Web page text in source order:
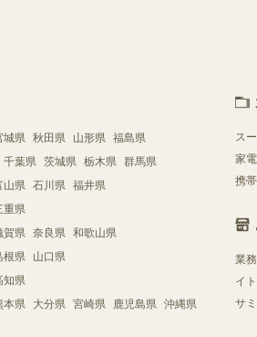
城県 秋田県 山形県 福島県
千葉県 茨城県 栃木県 群馬県
山県 石川県 福井県
重県
賀県 奈良県 和歌山県
根県 山口県
知県
本県 大分県 宮崎県 鹿児島県 沖縄県
ス
家
携
業
イ
サ